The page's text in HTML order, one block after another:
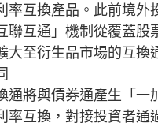
率互換產品。此前境
聯互通」機制從覆蓋
大至衍生品市場的互換
將與債券通產生「一
率互換，對接投資者通